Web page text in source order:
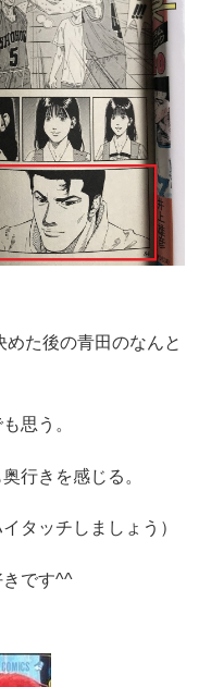
た後の青田のなんと
思う。
行きを感じる。
タッチしましょう）
きです^^